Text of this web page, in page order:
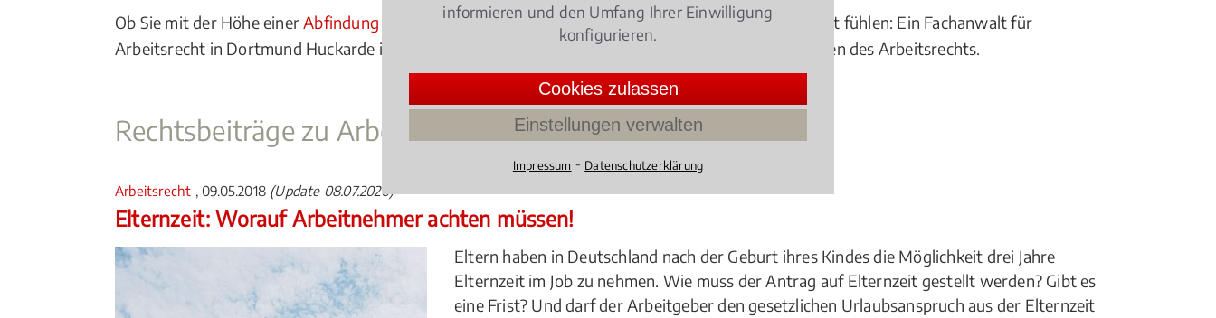
Ob Sie mit der Höhe einerAbfindung nicht einverstanden sind, oder sich von ihren Kollegen gemobbt fühlen: Ein Fachanwalt für
Arbeitsrecht in Dortmund Huckarde ist kompetenter Berater und juristischer Experte bei allen Fragen des Arbeitsrechts.
Rechtsbeiträge zu Arbeitsrecht
Arbeitsrecht , 09.05.2018 (Update 08.07.2026)
Elternzeit: Worauf Arbeitnehmer achten müssen!
Eltern haben in Deutschland nach der Geburt ihres Kindes die Möglichkeit drei Jahre
Elternzeit im Job zu nehmen. Wie muss der Antrag auf Elternzeit gestellt werden? Gibt es
eine Frist? Und darf der Arbeitgeber den gesetzlichen Urlaubsanspruch aus der Elternzeit
informieren und den Umfang Ihrer Einwilligung
konfigurieren.
Cookies zulassen
Einstellungen verwalten
Impressum ⁃ Datenschutzerklärung